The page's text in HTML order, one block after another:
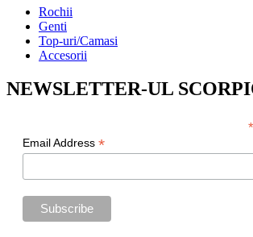
Rochii
Genti
Top-uri/Camasi
Accesorii
NEWSLETTER-UL
*
Email Address *